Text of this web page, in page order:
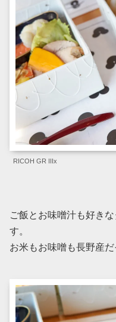
RICOH GR IIIx
ご飯とお味噌汁も好き
す。
お米もお味噌も長野産だ